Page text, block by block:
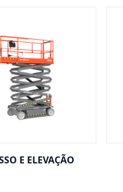
E ELEVAÇÃO